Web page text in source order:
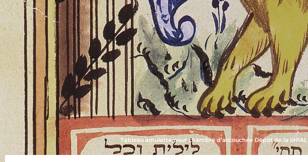
Tableau amulette pour chambre d’accouchée Dépôt de la